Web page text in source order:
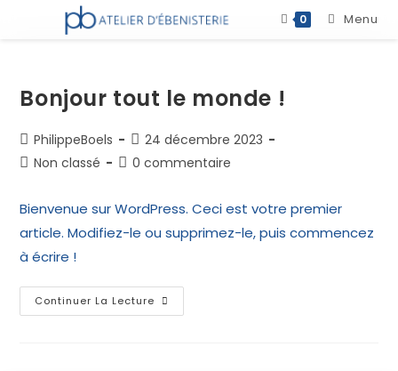
0 Menu
Bonjour tout le monde !
PhilippeBoels
24 décembre 2023
Non classé
0 commentaire
Bienvenue sur WordPress. Ceci est votre premier
article. Modifiez-le ou supprimez-le, puis commencez
à écrire !
Continuer La Lecture